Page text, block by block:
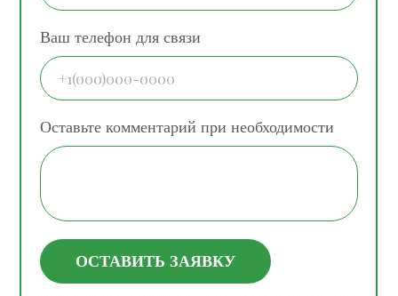
Ваш телефон для связи
Оставьте комментарий при необходимости
ОСТАВИТЬ ЗАЯВКУ